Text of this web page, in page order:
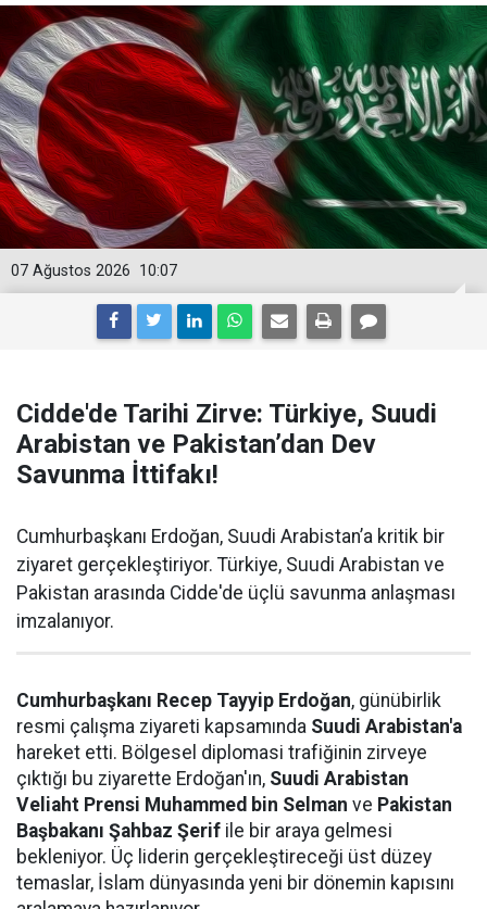
10:07
07 Ağustos 2026
Cidde'de Tarihi Zirve: Türkiye, Suudi
Arabistan ve Pakistan’dan Dev
Savunma İttifakı!
Cumhurbaşkanı Erdoğan, Suudi Arabistan’a kritik bir
ziyaret gerçekleştiriyor. Türkiye, Suudi Arabistan ve
Pakistan arasında Cidde'de üçlü savunma anlaşması
imzalanıyor.
Cumhurbaşkanı Recep Tayyip Erdoğan, günübirlik
resmi çalışma ziyareti kapsamında Suudi Arabistan'a
hareket etti. Bölgesel diplomasi trafiğinin zirveye
çıktığı bu ziyarette Erdoğan'ın, Suudi Arabistan
Veliaht Prensi Muhammed bin Selman ve Pakistan
Başbakanı Şahbaz Şerif ile bir araya gelmesi
bekleniyor. Üç liderin gerçekleştireceği üst düzey
temaslar, İslam dünyasında yeni bir dönemin kapısını